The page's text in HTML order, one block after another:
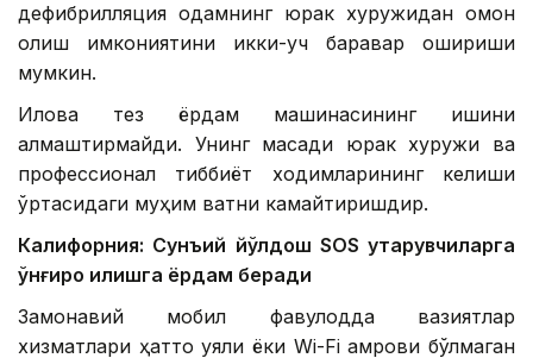
дефибрилляция одамнинг юрак хуружидан омон
қолиш имкониятини икки-уч баравар ошириши
мумкин.
Илова тез ёрдам машинасининг ишини
алмаштирмайди. Унинг мақсади юрак хуружи ва
профессионал тиббиёт ходимларининг келиши
ўртасидаги муҳим вақтни камайтиришдир.
Калифорния: Сунъий йўлдош SOS қутқарувчиларга
қўнғироқ қилишга ёрдам беради
Замонавий мобил фавқулодда вазиятлар
хизматлари ҳатто уяли ёки Wi-Fi қамрови бўлмаган